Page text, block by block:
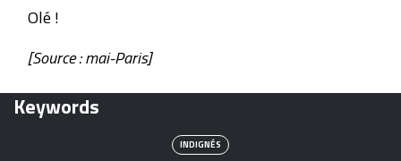
Olé !
[Source : mai-Paris]
Keywords
INDIGNÉS